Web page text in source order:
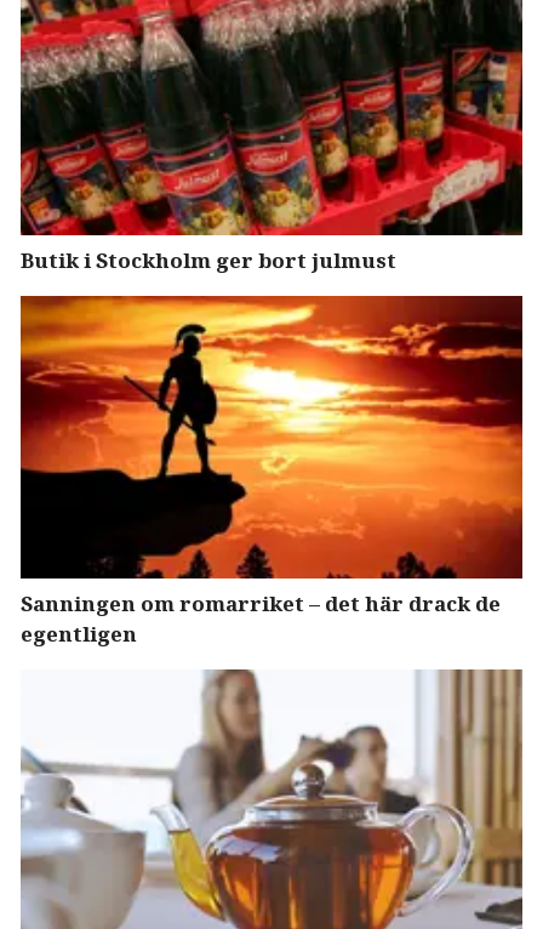
Butik i Stockholm ger bort julmust
Sanningen om romarriket – det här drack de
egentligen